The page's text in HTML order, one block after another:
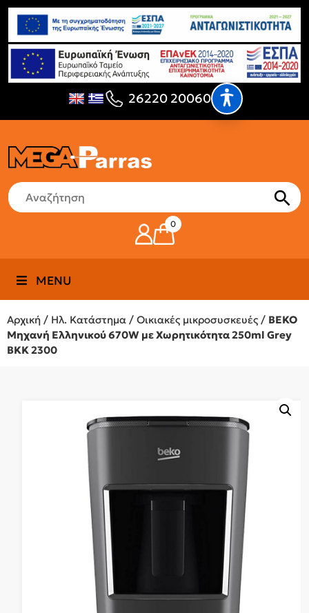
26220 20060
0
MENU
Αρχική / Ηλ. Κατάστημα / Οικιακές μικροσυσκευές / BEKO
Μηχανή Ελληνικού 670W με Χωρητικότητα 250ml Grey
BKK 2300